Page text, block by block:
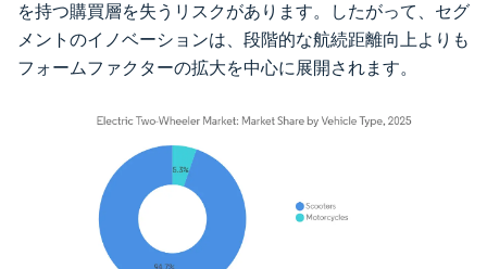
を持つ購買層を失うリスクがあります。したがって、セグ
メントのイノベーションは、段階的な航続距離向上よりも
フォームファクターの拡大を中心に展開されます。